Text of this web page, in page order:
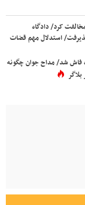
کرد/ دادگاه
استدلال مهم قضات
فاش شد/ مداح جوان چگونه